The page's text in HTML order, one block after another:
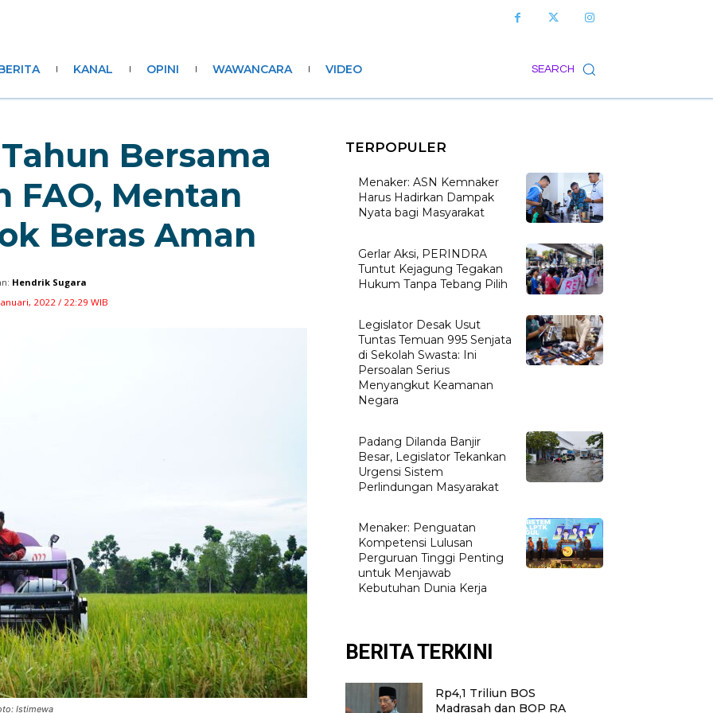
SEARCH
KANAL OPINI WAWANCARA VIDEO
Bersama
FAO, Mentan
Beras Aman
Hendrik Sugara
2022 / 22:29 WIB
Istimewa
TERPOPULER
Menaker: ASN Kemnaker
Harus Hadirkan Dampak
Nyata bagi Masyarakat
Gerlar Aksi, PERINDRA
Tuntut Kejagung Tegakan
Hukum Tanpa Tebang Pilih
Legislator Desak Usut
Tuntas Temuan 995 Senjata
di Sekolah Swasta: Ini
Persoalan Serius
Menyangkut Keamanan
Negara
Padang Dilanda Banjir
Besar, Legislator Tekankan
Urgensi Sistem
Perlindungan Masyarakat
Menaker: Penguatan
Kompetensi Lulusan
Perguruan Tinggi Penting
untuk Menjawab
Kebutuhan Dunia Kerja
BERITA TERKINI
Rp4,1 Triliun BOS
Madrasah dan BOP RA